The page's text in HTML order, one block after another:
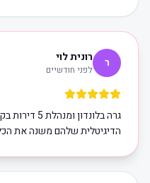
ר רונית לוי
לפני חודשיים
גרה בלונדון
הדיגיטלית שלהם משנה את